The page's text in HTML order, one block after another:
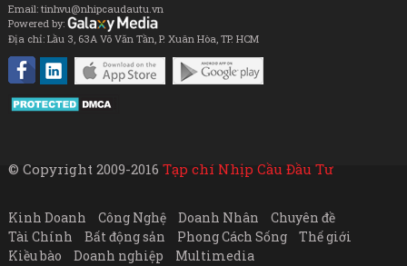
Email: tinhvu@nhipcaudautu.vn
Powered by:
Địa chỉ: Lầu 3, 63A Võ Văn Tần, P. Xuân Hòa, TP. HCM
© Copyright 2009-2016 Tạp chí Nhịp Cầu Đầu Tư
Kinh Doanh Công Nghệ Doanh Nhân
Chuyên đề
Tài Chính
Bất động sản Phong Cách Sống
Thế giới
Kiều bào
Doanh nghiệp Multimedia